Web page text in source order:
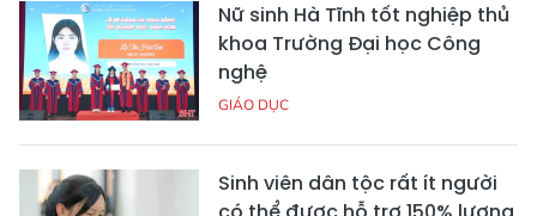
Nữ sinh Hà Tĩnh tốt nghiệp thủ
khoa Trường Đại học Công
nghệ
GIÁO DỤC
Sinh viên dân tộc rất ít người